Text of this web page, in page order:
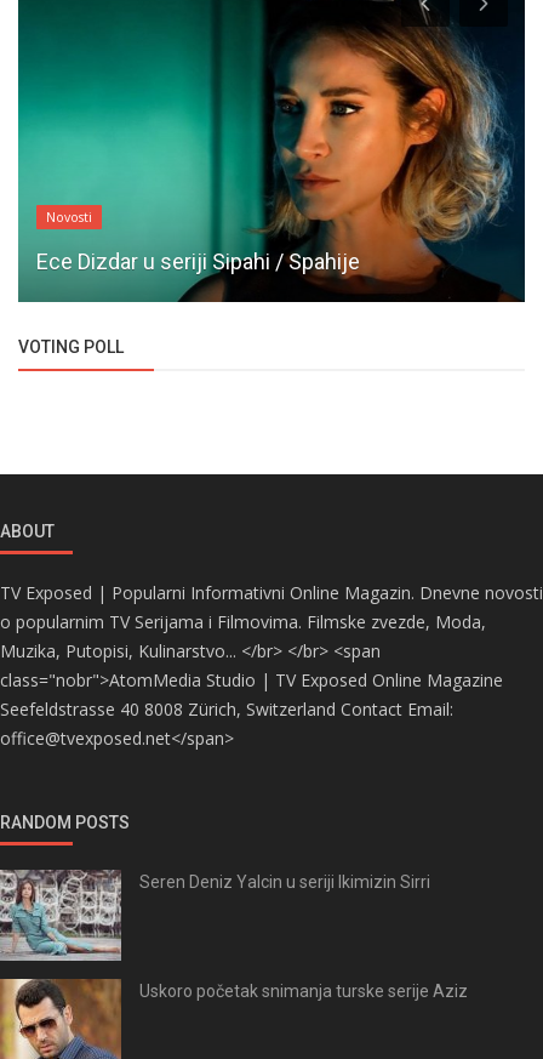
Novosti
Ece Dizdar u seriji Sipahi / Spahije
VOTING POLL
ABOUT
TV Exposed | Popularni Informativni Online Magazin. Dnevne novosti
o popularnim TV Serijama i Filmovima. Filmske zvezde, Moda,
Muzika, Putopisi, Kulinarstvo... </br> </br> <span
class="nobr">AtomMedia Studio | TV Exposed Online Magazine
Seefeldstrasse 40 8008 Zürich, Switzerland Contact Email:
office@tvexposed.net</span>
RANDOM POSTS
Seren Deniz Yalcin u seriji Ikimizin Sirri
Uskoro početak snimanja turske serije Aziz